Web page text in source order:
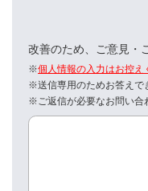
改善のため、ご意見・
※個人情報の入力はお控え
※送信専用のためお答えで
※ご返信が必要なお問い合